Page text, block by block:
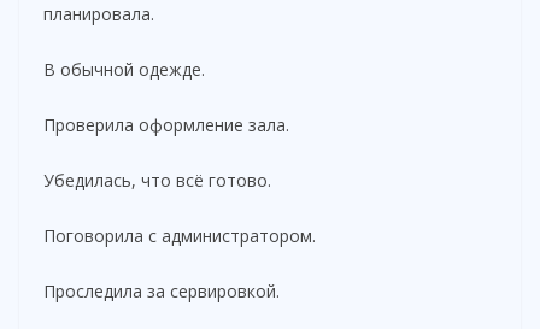
планировала.
В обычной одежде.
Проверила оформление зала.
Убедилась, что всё готово.
Поговорила с администратором.
Проследила за сервировкой.